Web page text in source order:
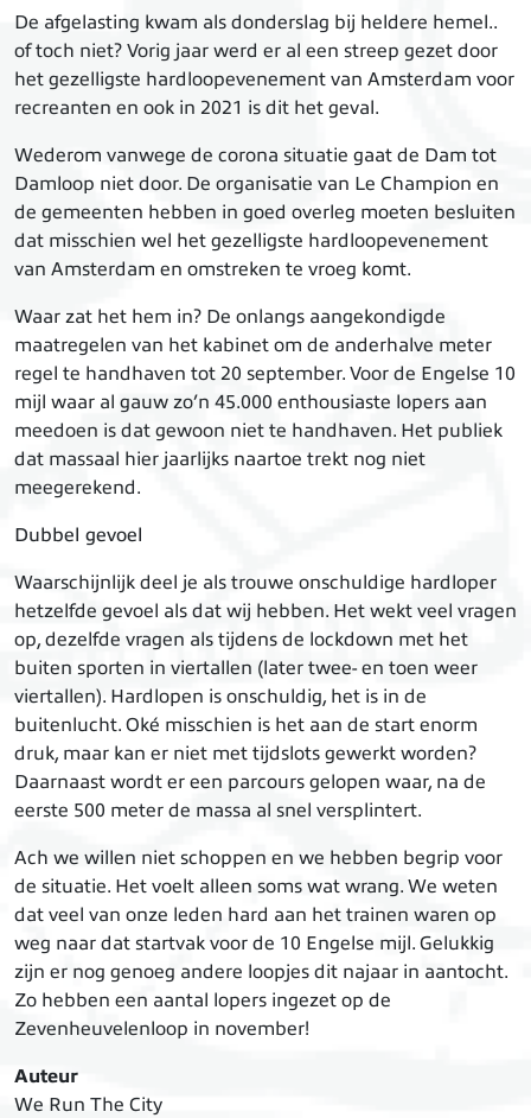
De afgelasting kwam als donderslag bij heldere hemel..
of toch niet? Vorig jaar werd er al een streep gezet door
het gezelligste hardloopevenement van Amsterdam voor
recreanten en ook in 2021 is dit het geval.
Wederom vanwege de corona situatie gaat de Dam tot
Damloop niet door. De organisatie van Le Champion en
de gemeenten hebben in goed overleg moeten besluiten
dat misschien wel het gezelligste hardloopevenement
van Amsterdam en omstreken te vroeg komt.
Waar zat het hem in? De onlangs aangekondigde
maatregelen van het kabinet om de anderhalve meter
regel te handhaven tot 20 september. Voor de Engelse 10
mijl waar al gauw zo’n 45.000 enthousiaste lopers aan
meedoen is dat gewoon niet te handhaven. Het publiek
dat massaal hier jaarlijks naartoe trekt nog niet
meegerekend.
Dubbel gevoel
Waarschijnlijk deel je als trouwe onschuldige hardloper
hetzelfde gevoel als dat wij hebben. Het wekt veel vragen
op, dezelfde vragen als tijdens de lockdown met het
buiten sporten in viertallen (later twee- en toen weer
viertallen). Hardlopen is onschuldig, het is in de
buitenlucht. Oké misschien is het aan de start enorm
druk, maar kan er niet met tijdslots gewerkt worden?
Daarnaast wordt er een parcours gelopen waar, na de
eerste 500 meter de massa al snel versplintert.
Ach we willen niet schoppen en we hebben begrip voor
de situatie. Het voelt alleen soms wat wrang. We weten
dat veel van onze leden hard aan het trainen waren op
weg naar dat startvak voor de 10 Engelse mijl. Gelukkig
zijn er nog genoeg andere loopjes dit najaar in aantocht.
Zo hebben een aantal lopers ingezet op de
Zevenheuvelenloop in november!
Auteur
We Run The City